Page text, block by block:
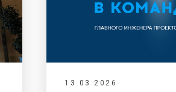
13.03.2026